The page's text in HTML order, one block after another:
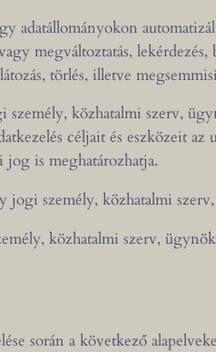
adatállományokon
megváltoztatás,
törlés, illetve
személy, közhatalmi szerv,
céljait és eszközeit
jog is meghatározhatja.
jogi személy, közhatalmi
közhatalmi szerv,
során a következő